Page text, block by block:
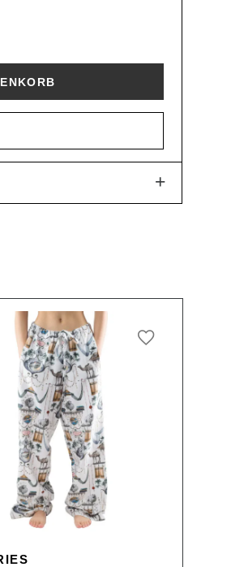
+